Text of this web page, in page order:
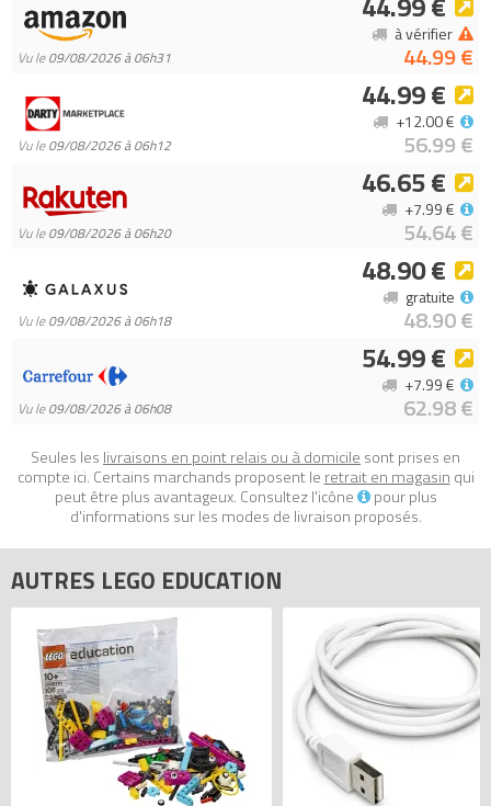
Vu le09/08/2026 à 06h31 44.99 €
à vérifier
Vu le09/08/2026 à 06h12
44.99 €
56.99 €
+12.00 €
Vu le09/08/2026 à 06h20
46.65 €
54.64 €
+7.99 €
Vu le09/08/2026 à 06h18
48.90 €
48.90 €
gratuite
Vu le09/08/2026 à 06h08
54.99 €
62.98 €
+7.99 €
Seules les livraisons en point relais ou à domicile sont prises en
compte ici. Certains marchands proposent le retrait en magasin qui
peut être plus avantageux. Consultez l'icône
pour plus
d'informations sur les modes de livraison proposés.
AUTRES LEGO EDUCATION